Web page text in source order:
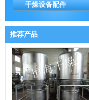
干燥设备配件
推荐产品